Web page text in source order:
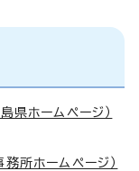
県ホームページ）
所ホームページ）